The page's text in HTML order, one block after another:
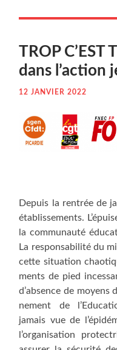
TROP C’EST
dans l’action
12 JANVIER 2022
Depuis la ren­trée de
éta­blis­se­ments.
la com­mu­nau­té
La res­pon­sa­bi­li­té du
cette situa­tion
ments de pied
d’ab­sence de
ne­ment de
jamais vue de
l’or­ga­ni­sa­tion